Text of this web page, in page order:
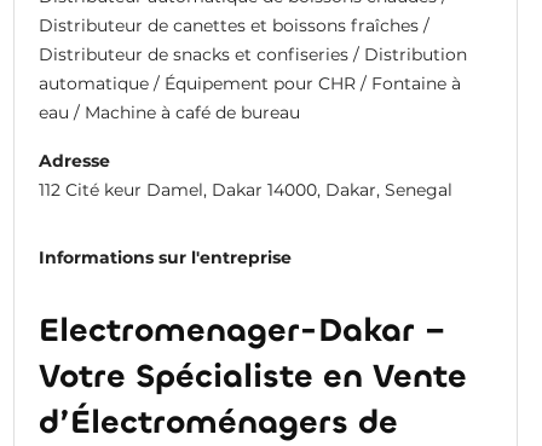
Distributeur de canettes et boissons fraîches /
Distributeur de snacks et confiseries / Distribution
automatique / Équipement pour CHR / Fontaine à
eau / Machine à café de bureau
Adresse
112 Cité keur Damel, Dakar 14000, Dakar, Senegal
Informations sur l'entreprise
Electromenager-Dakar –
Votre Spécialiste en Vente
d’Électroménagers de